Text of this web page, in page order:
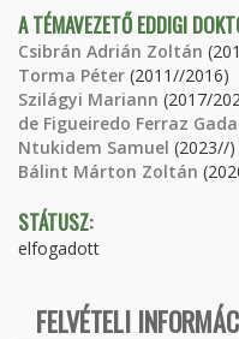
A TÉMAVEZETŐ EDDIGI
Csibrán Adrián Zoltán
Torma Péter (2011//2016)
Szilágyi Mariann (2017/
de Figueiredo Ferraz
Ntukidem Samuel (2023//)
Bálint Márton Zoltán
STÁTUSZ:
elfogadott
FELVÉTELI